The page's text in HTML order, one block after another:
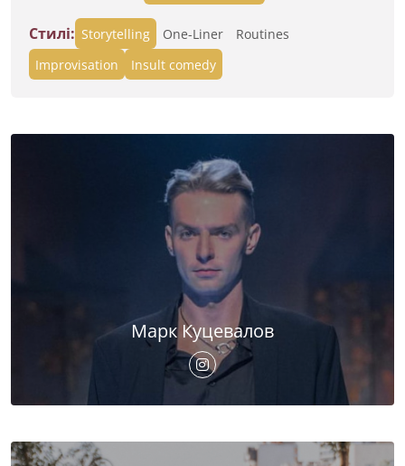
Стилі: Storytelling One-Liner
Routines
Improvisation
Insult comedy
Марк Куцевалов